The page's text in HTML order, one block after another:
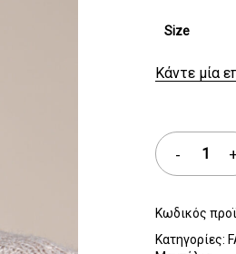
Size
Κάντε μία
Κωδικός
Κατηγορίες: